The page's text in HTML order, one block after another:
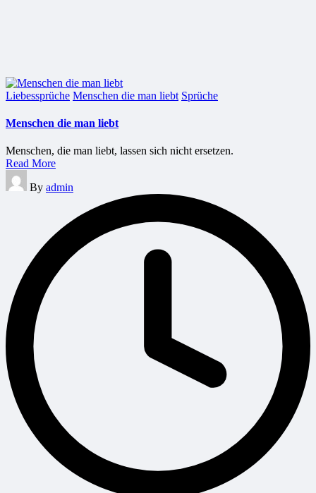
Posted
Liebessprüche Menschen die man liebt Sprüche
Menschen die man liebt
Menschen, die man liebt, lassen sich nicht ersetzen.
Read More
Posted
by
By admin